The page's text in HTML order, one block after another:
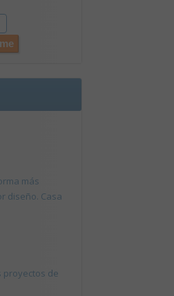
más
diseño. Casa
proyectos de